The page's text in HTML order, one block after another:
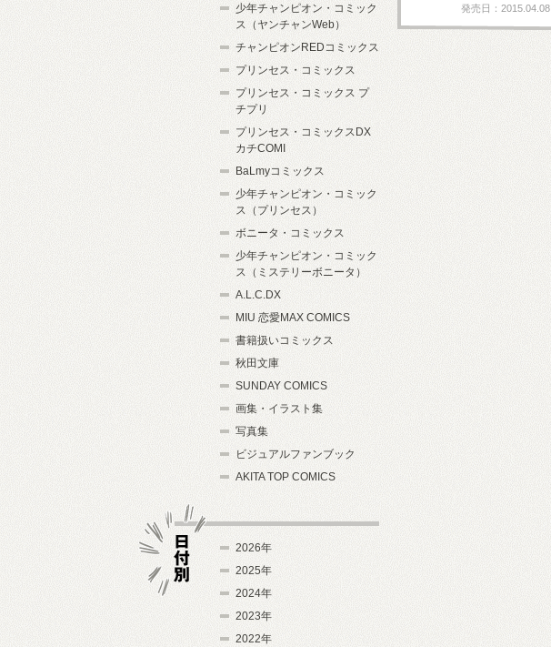
発売日：2015.04.08
少年チャンピオン・コミック
ス（ヤンチャンWeb）
チャンピオンREDコミックス
プリンセス・コミックス
プリンセス・コミックス プ
チプリ
プリンセス・コミックスDX
カチCOMI
BaLmyコミックス
少年チャンピオン・コミック
ス（プリンセス）
ボニータ・コミックス
少年チャンピオン・コミック
ス（ミステリーボニータ）
A.L.C.DX
MIU 恋愛MAX COMICS
書籍扱いコミックス
秋田文庫
SUNDAY COMICS
画集・イラスト集
写真集
ビジュアルファンブック
AKITA TOP COMICS
2026年
2025年
2024年
2023年
2022年